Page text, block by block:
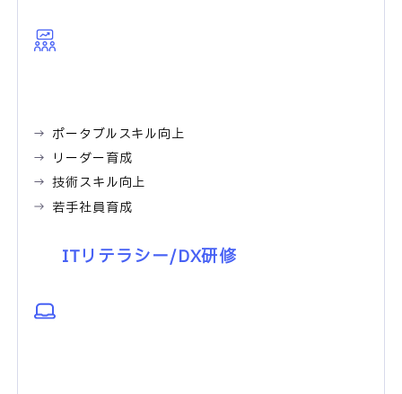
ポータブルスキル向上
リーダー育成
技術スキル向上
若手社員育成
ITリテラシー/DX研修